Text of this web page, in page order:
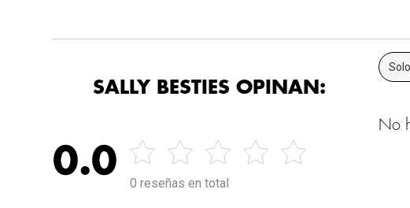
SALLY BESTIES OPINAN:
0.0
0 reseñas en total
No